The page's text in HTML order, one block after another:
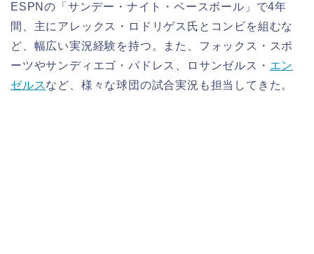
ESPNの「サンデー・ナイト・ベースボール」で4年
間、主にアレックス・ロドリゲス氏とコンビを組むな
ど、幅広い実況経験を持つ。また、フォックス・スポ
ーツやサンディエゴ・パドレス、ロサンゼルス・ エン
ゼルスなど、様々な球団の試合実況も担当してきた。